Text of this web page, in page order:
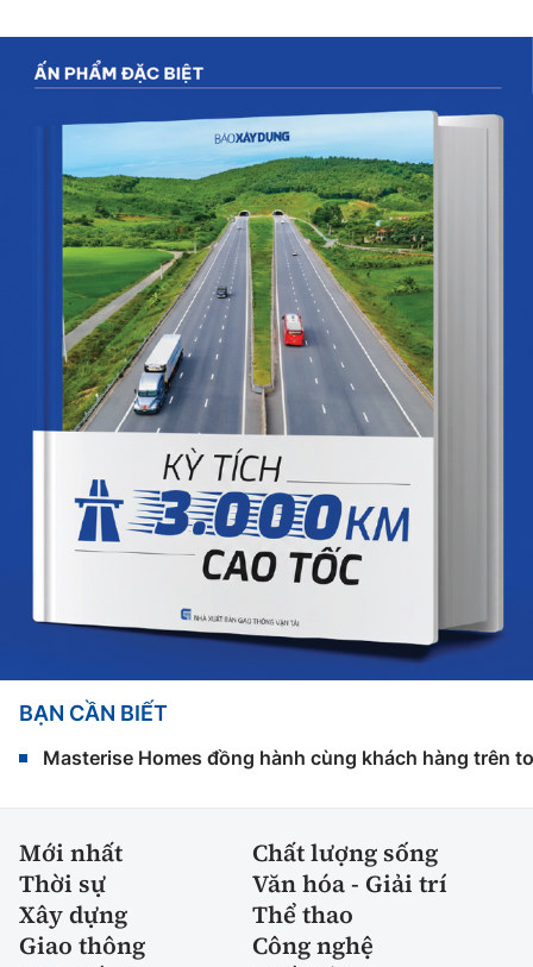
BẠN CẦN BIẾT
Masterise Homes đồng hành cùng khách hàng trên
Mới nhất
Chất lượng sống
Thời sự
Văn hóa - Giải trí
Xây dựng
Thể thao
Giao thông
Công nghệ